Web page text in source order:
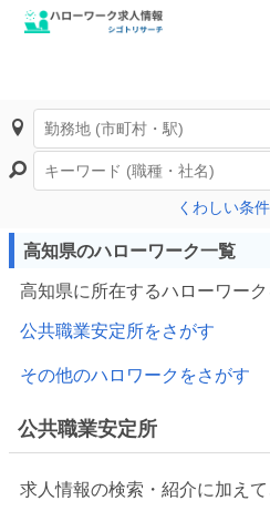
くわしい条
高知県のハローワーク一覧
高知県に所在するハローワー
公共職業安定所をさがす
その他のハロワークをさがす
公共職業安定所
求人情報の検索・紹介に加え